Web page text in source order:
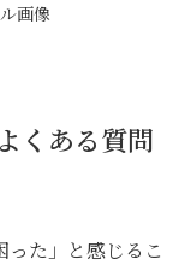
画像
くある質問
った」と感じるこ